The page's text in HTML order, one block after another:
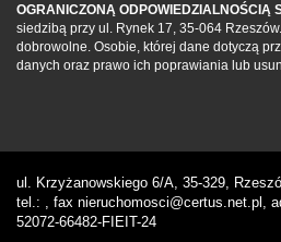
OGRANICZONĄ ODPOWIEDZIALNOŚCIĄ
siedzibą przy ul. Rynek 17, 35-064
dobrowolne. Osobie, której dane dotyczą
danych oraz prawo ich poprawiania lub
ul. Krzyżanowskiego 6/A, 35-329,
tel.: , fax nieruchomosci@certus.net.pl,
52072-66482-FIEIT-24